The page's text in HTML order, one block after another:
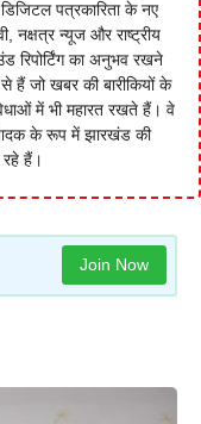
पत्रकारिता के नए
नक्षत्र न्यूज और राष्ट्रीय
रिपोर्टिंग का अनुभव रखने
हैं जो खबर की बारीकियों के
में भी महारत रखते हैं। वे
के रूप में झारखंड की
हैं।
Join Now